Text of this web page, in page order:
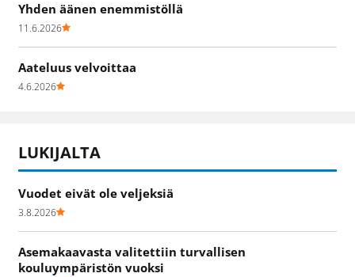
Yhden äänen enemmistöllä
11.6.2026
Aateluus velvoittaa
4.6.2026
LUKIJALTA
Vuodet eivät ole veljeksiä
3.8.2026
Asemakaavasta valitettiin turvallisen
kouluympäristön vuoksi